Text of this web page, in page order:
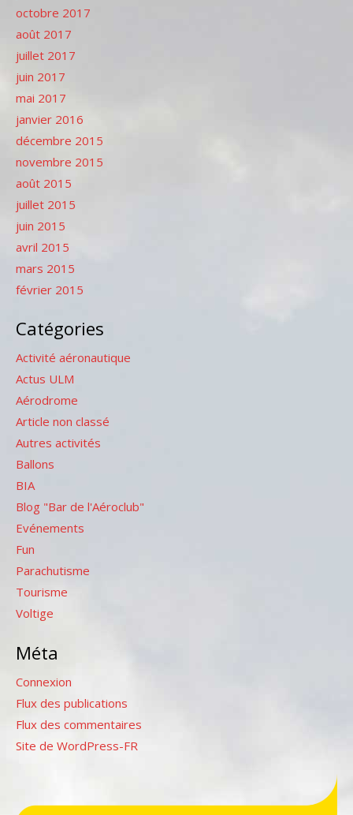
octobre 2017
août 2017
juillet 2017
juin 2017
mai 2017
janvier 2016
décembre 2015
novembre 2015
août 2015
juillet 2015
juin 2015
avril 2015
mars 2015
février 2015
Catégories
Activité aéronautique
Actus ULM
Aérodrome
Article non classé
Autres activités
Ballons
BIA
Blog "Bar de l'Aéroclub"
Evénements
Fun
Parachutisme
Tourisme
Voltige
Méta
Connexion
Flux des publications
Flux des commentaires
Site de WordPress-FR